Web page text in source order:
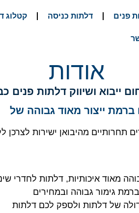
פנים דלתות כניסה קטלוג
אודות
ושיווק דלתות פנים כבר
ברמת ייצור מאוד גבוהה של
תחרותיים מהיבואן ישירות לצרכן
מאוד איכותיות, דלתות לחדרי
גימור גבוהה ובמחירים
כמות גדולה של דלתות ולספק לכם דלתות